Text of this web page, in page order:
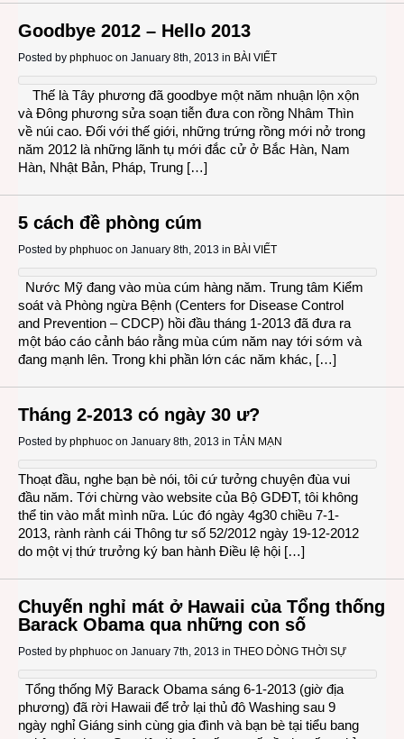
Goodbye 2012 – Hello 2013
Posted by phphuoc on January 8th, 2013 in BÀI VIẾT
Thế là Tây phương đã goodbye một năm nhuận lộn xộn
và Đông phương sửa soạn tiễn đưa con rồng Nhâm Thìn
về núi cao. Đối với thế giới, những trứng rồng mới nở trong
năm 2012 là những lãnh tụ mới đắc cử ở Bắc Hàn, Nam
Hàn, Nhật Bản, Pháp, Trung […]
5 cách đề phòng cúm
Posted by phphuoc on January 8th, 2013 in BÀI VIẾT
Nước Mỹ đang vào mùa cúm hàng năm. Trung tâm Kiểm
soát và Phòng ngừa Bệnh (Centers for Disease Control
and Prevention – CDCP) hồi đầu tháng 1-2013 đã đưa ra
một báo cáo cảnh báo rằng mùa cúm năm nay tới sớm và
đang mạnh lên. Trong khi phần lớn các năm khác, […]
Tháng 2-2013 có ngày 30 ư?
Posted by phphuoc on January 8th, 2013 in TẢN MẠN
Thoạt đầu, nghe bạn bè nói, tôi cứ tưởng chuyện đùa vui
đầu năm. Tới chừng vào website của Bộ GDĐT, tôi không
thể tin vào mắt mình nữa. Lúc đó ngày 4g30 chiều 7-1-
2013, rành rành cái Thông tư số 52/2012 ngày 19-12-2012
do một vị thứ trưởng ký ban hành Điều lệ hội […]
Chuyến nghỉ mát ở Hawaii của Tổng thống
Barack Obama qua những con số
Posted by phphuoc on January 7th, 2013 in THEO DÒNG THỜI SỰ
Tổng thống Mỹ Barack Obama sáng 6-1-2013 (giờ địa
phương) đã rời Hawaii để trở lại thủ đô Washing sau 9
ngày nghỉ Giáng sinh cùng gia đình và bạn bè tại tiểu bang